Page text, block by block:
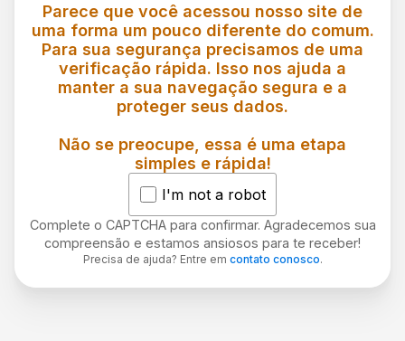
Parece que você acessou nosso site de
uma forma um pouco diferente do comum.
Para sua segurança precisamos de uma
verificação rápida. Isso nos ajuda a
manter a sua navegação segura e a
proteger seus dados.
Não se preocupe, essa é uma etapa
simples e rápida!
I'm not a robot
Complete o CAPTCHA para confirmar. Agradecemos sua
compreensão e estamos ansiosos para te receber!
Precisa de ajuda? Entre em contato conosco.